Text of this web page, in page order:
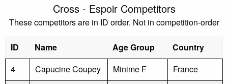
Cross - Espoir Competitors
These competitors are in ID order. Not in competition-order
ID Name Age Group
Country
4
Capucine Coupey Minime F France